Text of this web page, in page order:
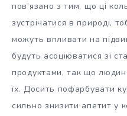
пов’язано з тим, що ці
зустрічатися в природі,
можуть впливати на
будуть асоціюватися зі
продуктами, так що
їх. Досить пофарбувати
сильно знизити апетит у